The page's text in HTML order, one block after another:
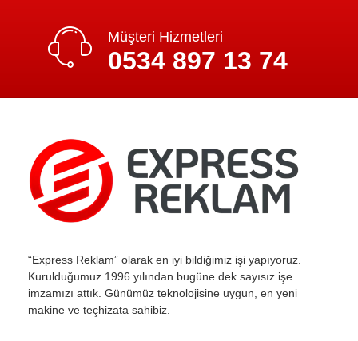
Müşteri Hizmetleri
0534 897 13 74
“Express Reklam” olarak en iyi bildiğimiz işi yapıyoruz.
Kurulduğumuz 1996 yılından bugüne dek sayısız işe
imzamızı attık. Günümüz teknolojisine uygun, en yeni
makine ve teçhizata sahibiz.